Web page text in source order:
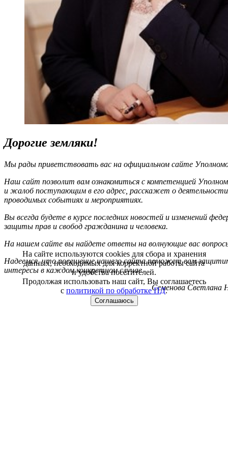
Дорогие земляки!
Мы рады приветствовать вас на официальном сайте
Наш сайт позволит вам ознакомиться с компетенцией
и жалоб поступающим в его адрес, расскажет о
проводимых событиях и мероприятиях.
Вы всегда будете в курсе последних новостей и изменений
защиты прав и свобод гражданина и человека.
На нашем сайте вы найдете ответы на волнующие вас
Надеемся, что посещение нашего сайта поможет вам
интересы в каждом конкретном случае.
Семенова Светлана
На сайте используются cookies для сбора и хранения
данных, необходимых для корректной работы сайта
и удобства посетителей.
Продолжая использовать наш сайт, Вы соглашаетесь
с политикой по обработке ПД.
Соглашаюсь